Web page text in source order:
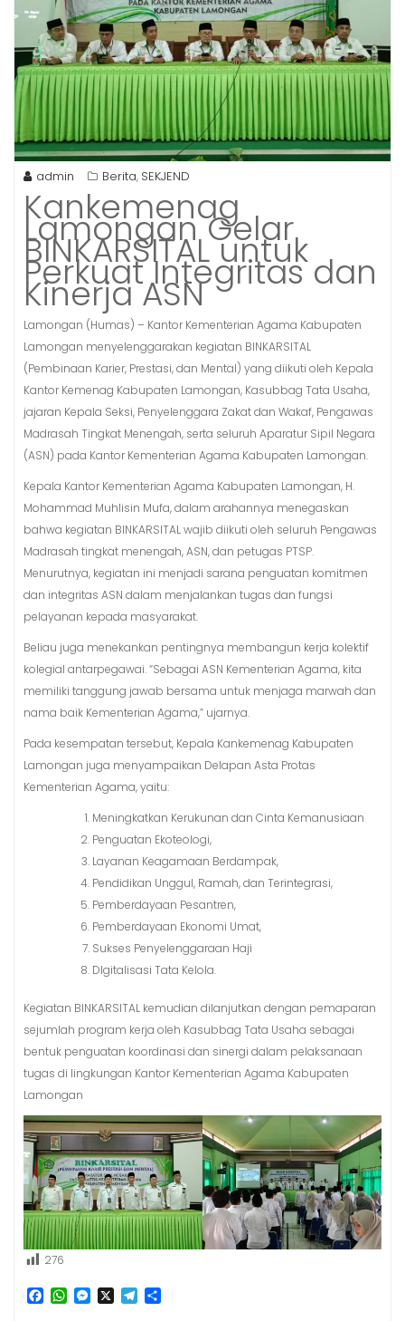
admin Berita, SEKJEND
Kankemenag
Lamongan Gelar
BINKARSITAL untuk
Perkuat Integritas dan
Kinerja ASN
Lamongan (Humas) – Kantor Kementerian Agama Kabupaten
Lamongan menyelenggarakan kegiatan BINKARSITAL
(Pembinaan Karier, Prestasi, dan Mental) yang diikuti oleh Kepala
Kantor Kemenag Kabupaten Lamongan, Kasubbag Tata Usaha,
jajaran Kepala Seksi, Penyelenggara Zakat dan Wakaf, Pengawas
Madrasah Tingkat Menengah, serta seluruh Aparatur Sipil Negara
(ASN) pada Kantor Kementerian Agama Kabupaten Lamongan.
Kepala Kantor Kementerian Agama Kabupaten Lamongan, H.
Mohammad Muhlisin Mufa, dalam arahannya menegaskan
bahwa kegiatan BINKARSITAL wajib diikuti oleh seluruh Pengawas
Madrasah tingkat menengah, ASN, dan petugas PTSP.
Menurutnya, kegiatan ini menjadi sarana penguatan komitmen
dan integritas ASN dalam menjalankan tugas dan fungsi
pelayanan kepada masyarakat.
Beliau juga menekankan pentingnya membangun kerja kolektif
kolegial antarpegawai. “Sebagai ASN Kementerian Agama, kita
memiliki tanggung jawab bersama untuk menjaga marwah dan
nama baik Kementerian Agama,” ujarnya.
Pada kesempatan tersebut, Kepala Kankemenag Kabupaten
Lamongan juga menyampaikan Delapan Asta Protas
Kementerian Agama, yaitu:
Meningkatkan Kerukunan dan Cinta Kemanusiaan
Penguatan Ekoteologi,
Layanan Keagamaan Berdampak,
Pendidikan Unggul, Ramah, dan Terintegrasi,
Pemberdayaan Pesantren,
Pemberdayaan Ekonomi Umat,
Sukses Penyelenggaraan Haji
DIgitalisasi Tata Kelola.
Kegiatan BINKARSITAL kemudian dilanjutkan dengan pemaparan
sejumlah program kerja oleh Kasubbag Tata Usaha sebagai
bentuk penguatan koordinasi dan sinergi dalam pelaksanaan
tugas di lingkungan Kantor Kementerian Agama Kabupaten
Lamongan
276
W M X T